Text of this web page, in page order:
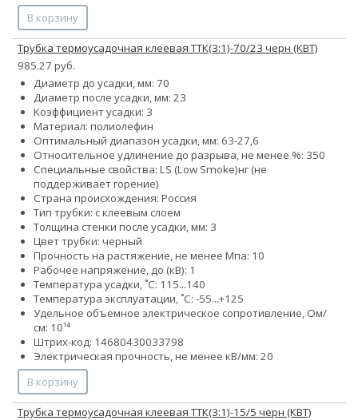
В корзину
Трубка термоусадочная клеевая ТТК(3:1)-70/23 черн (КВТ)
985.27 руб.
Диаметр до усадки, мм: 70
Диаметр после усадки, мм: 23
Коэффициент усадки: 3
Материал: полиолефин
Оптимальный диапазон усадки, мм: 63-27,6
Относительное удлинение до разрыва, не менее %: 350
Специальные свойства: LS (Low Smoke)нг (не
поддерживает горение)
Страна происхождения: Россия
Тип трубки: с клеевым слоем
Толщина стенки после усадки, мм: 3
Цвет трубки: черный
Прочность на растяжение, не менее Мпа: 10
Рабочее напряжение, до (кВ): 1
Температура усадки, ˚С: 115...140
Температура эксплуатации, ˚С: -55...+125
Удельное объемное электрическое сопротивление, Ом/
см: 10¹⁴
Штрих-код: 14680430033798
Электрическая прочность, не менее кВ/мм: 20
В корзину
Трубка термоусадочная клеевая ТТК(3:1)-15/5 черн (КВТ)